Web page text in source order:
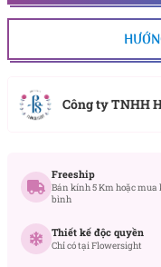
Công ty TNHH
Freeship
Bán kính 5 Km hoặc mua
bình
Thiết kế độc quyền
Chỉ có tại Flowersight